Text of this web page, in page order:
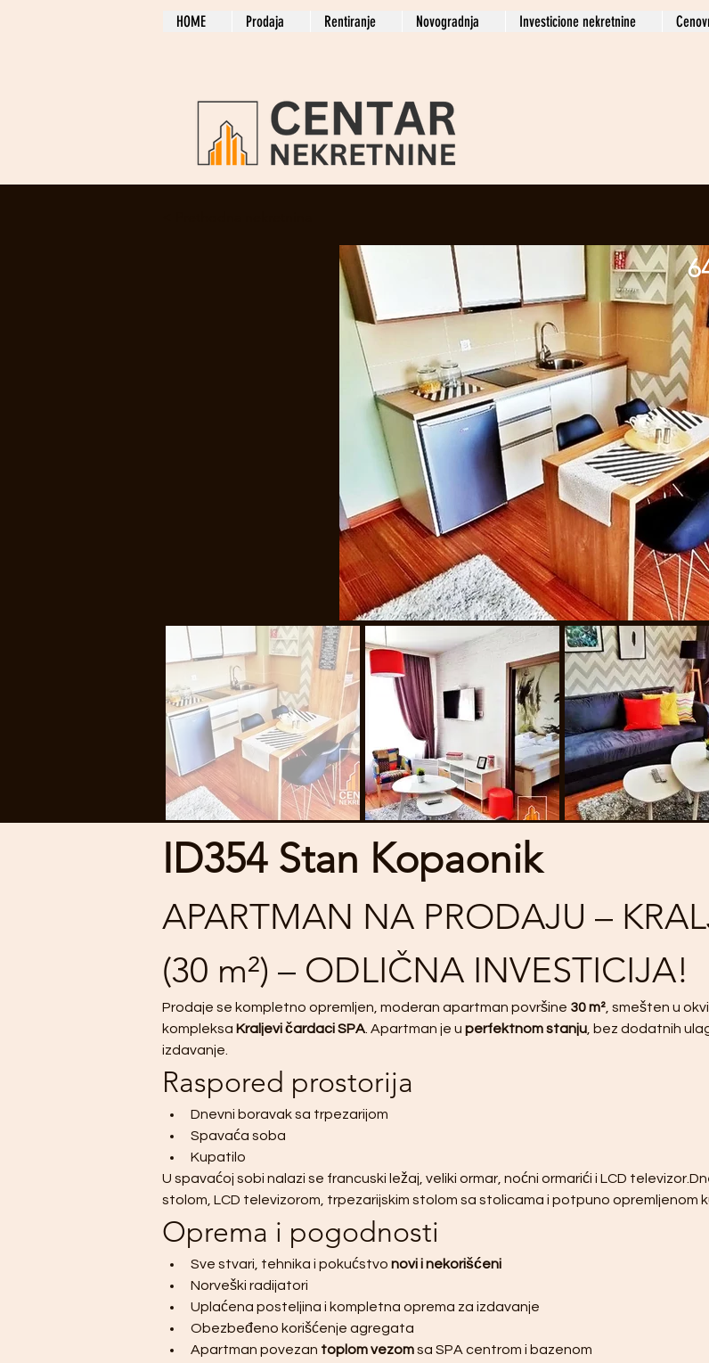
HOME Prodaja Rentiranje Novogradnja Investicione nekretnine
ID354 Stan Kopaonik
APARTMAN NA PRODAJU –
(30 m²) – ODLIČNA INVESTICIJA!
Prodaje se kompletno opremljen, moderan apartman površine 30 m² , smešten u
kompleksa Kraljevi čardaci SPA . Apartman je u perfektnom stanju , bez dodatnih
izdavanje.
Raspored prostorija
Dnevni boravak sa trpezarijom
Spavaća soba
Kupatilo
U spavaćoj sobi nalazi se francuski ležaj, veliki ormar, noćni ormarići i LCD
stolom, LCD televizorom, trpezarijskim stolom sa stolicama i potpuno opremljenom
Oprema i pogodnosti
Sve stvari, tehnika i pokućstvo novi i nekorišćeni
Norveški radijatori
Uplaćena posteljina i kompletna oprema za izdavanje
Obezbeđeno korišćenje agregata
Apartman povezan toplom vezom sa SPA centrom i bazenom